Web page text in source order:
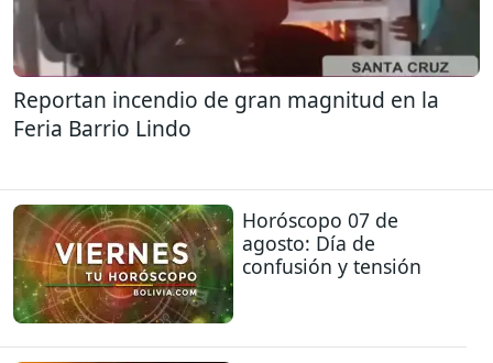
Reportan incendio de gran magnitud en la
Feria Barrio Lindo
Horóscopo 07 de
agosto: Día de
confusión y tensión